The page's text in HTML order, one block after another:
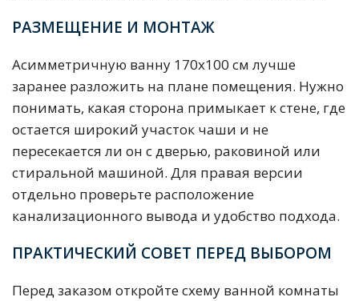
РАЗМЕЩЕНИЕ И МОНТАЖ
Асимметричную ванну 170х100 см лучше
заранее разложить на плане помещения. Нужно
понимать, какая сторона примыкает к стене, где
остается широкий участок чаши и не
пересекается ли он с дверью, раковиной или
стиральной машиной. Для правая версии
отдельно проверьте расположение
канализационного вывода и удобство подхода.
ПРАКТИЧЕСКИЙ СОВЕТ ПЕРЕД ВЫБОРОМ
Перед заказом откройте схему ванной комнаты